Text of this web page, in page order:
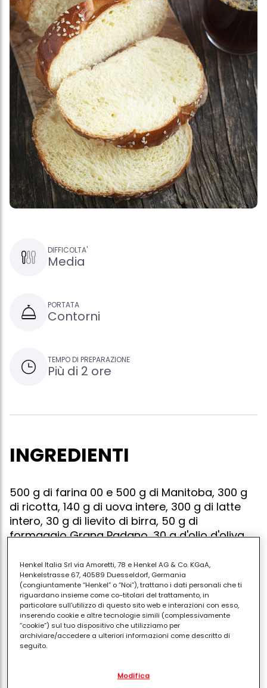
DIFFICOLTA'
Media
PORTATA
Contorni
TEMPO DI PREPARAZIONE
Più di 2 ore
INGREDIENTI
500 g di farina 00 e 500 g di Manitoba, 300 g
di ricotta, 140 g di uova intere, 300 g di latte
intero, 30 g di lievito di birra, 50 g di
formaggio Grana Padano, 30 g d'olio d'oliva,
Il pane alla ricotta è un pane molto soffice e
impercettibilmnete dolce, particolarmente adatto
per la prima colazione.
L'impasto è talmente morbido che non ti farà sentire
Henkel Italia Srl via Amoretti, 78 e Henkel AG & Co. KGaA,
Henkelstrasse 67, 40589 Duesseldorf, Germania
(congiuntamente “Henkel” o “Noi”), trattano i dati personali che ti
riguardano insieme come co-titolari del trattamento, in
particolare sull'utilizzo di questo sito web e interazioni con esso,
inserendo cookie e altre tecnologie simili (complessivamente
“cookie”) sul tuo dispositivo che utilizziamo per
archiviare/accedere a ulteriori informazioni come descritto di
seguito.
separati o co-titolari come indicato nella nostra Informativa sulla
Modifica